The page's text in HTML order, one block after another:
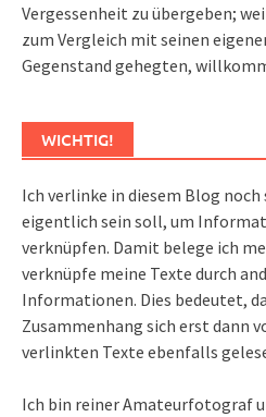
Vergessenheit zu übergeben;
zum Vergleich mit seinen
Gegenstand gehegten,
WICHTIG!
Ich verlinke in diesem Blog
eigentlich sein soll, um
verknüpfen. Damit belege ich
verknüpfe meine Texte durch
Informationen. Dies bedeutet,
Zusammenhang sich erst dann
verlinkten Texte ebenfalls
Ich bin reiner Amateurfotograf